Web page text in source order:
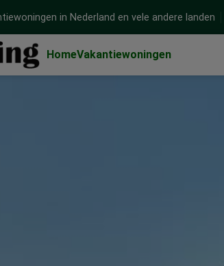
in Nederland en vele andere landen
HomeVakantiewoningen